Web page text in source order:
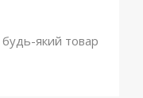
будь-який товар